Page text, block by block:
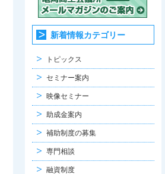
新着情報カテゴリー
トピックス
セミナー案内
映像セミナー
助成金案内
補助制度の募集
専門相談
融資制度